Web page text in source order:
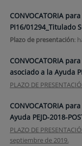
CONVOCATORIA
PI16/01294_Titulado
Plazo de presentación:
CONVOCATORIA
asociado a la Ayuda
PLAZO DE
CONVOCATORIA
Ayuda PEJD-2018-
PLAZO DE
septiembre de 2019.